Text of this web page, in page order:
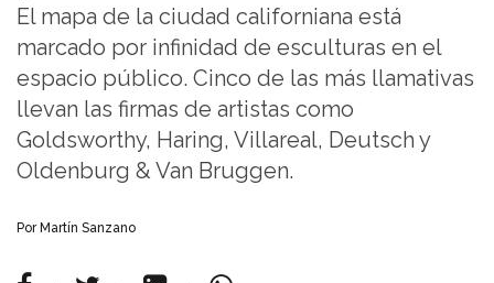
El mapa de la ciudad californiana está
marcado por infinidad de esculturas en el
espacio público. Cinco de las más llamativas
llevan las firmas de artistas como
Goldsworthy, Haring, Villareal, Deutsch y
Oldenburg & Van Bruggen.
Por Martín Sanzano